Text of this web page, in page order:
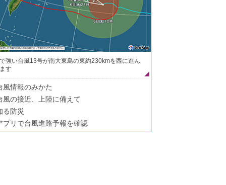
強い台風13号が南大東島の東約230kmを西に進ん
す
風情報のみかた
風の接近、上陸に備えて
る防災
プリで台風進路予報を確認